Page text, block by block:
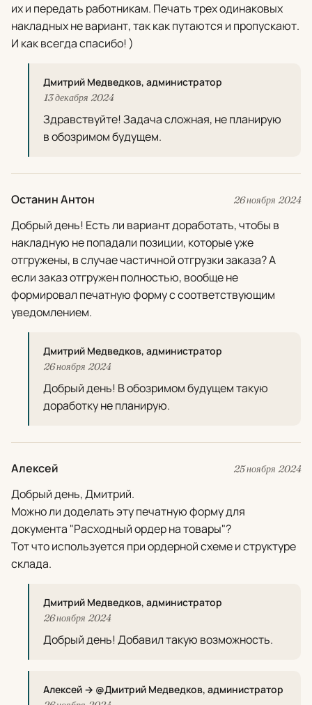
их и передать работникам. Печать трех одинаковых
накладных не вариант, так как путаются и пропускают.
И как всегда спасибо! )
Дмитрий Медведков, администратор
13 декабря 2024
Здравствуйте! Задача сложная, не планирую
в обозримом будущем.
Останин Антон 26 ноября 2024
Добрый день! Есть ли вариант доработать, чтобы в
накладную не попадали позиции, которые уже
отгружены, в случае частичной отгрузки заказа? А
если заказ отгружен полностью, вообще не
формировал печатную форму с соответствующим
уведомлением.
Дмитрий Медведков, администратор
26 ноября 2024
Добрый день! В обозримом будущем такую
доработку не планирую.
Алексей 25 ноября 2024
Добрый день, Дмитрий.
Можно ли доделать эту печатную форму для
документа "Расходный ордер на товары"?
Тот что используется при ордерной схеме и структуре
склада.
Дмитрий Медведков, администратор
26 ноября 2024
Добрый день! Добавил такую возможность.
Алексей → @Дмитрий Медведков, администратор